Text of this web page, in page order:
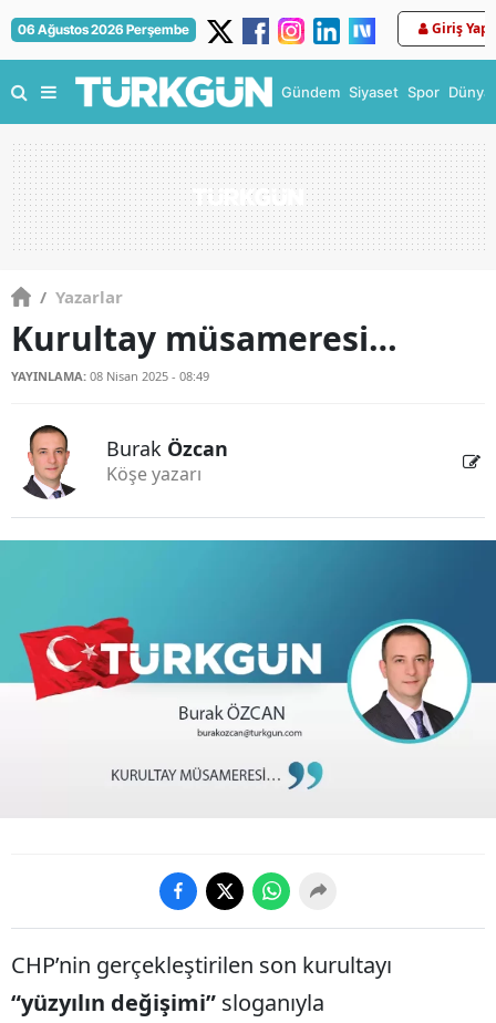
06 Ağustos 2026 Perşembe Giriş Yap
Gündem Siyaset Spor Dünya
/ Yazarlar
Kurultay müsameresi…
YAYINLAMA: 08 Nisan 2025 - 08:49
Burak Özcan
Köşe yazarı
CHP’nin gerçekleştirilen son kurultayı
“yüzyılın değişimi” sloganıyla